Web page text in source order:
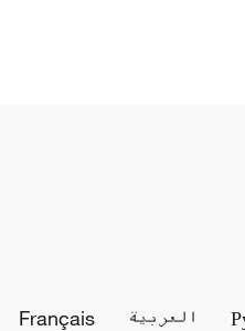
Français العربية